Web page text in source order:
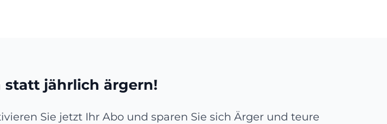
jährlich ärgern!
Sie jetzt Ihr Abo und sparen Sie sich Ärger und teure